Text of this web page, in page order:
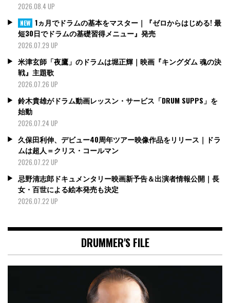
2026.08.4 UP
NEW 1ヵ月でドラムの基本をマスター｜『ゼロからはじめる! 最
短30日でドラムの基礎習得メニュー』発売
2026.07.29 UP
米津玄師「夜鷹」のドラムは堀正輝｜映画『キングダム 魂の決
戦』主題歌
2026.07.26 UP
鈴木貴雄がドラム動画レッスン・サービス「DRUM SUPPS」を
始動
2026.07.24 UP
久保田利伸、デビュー40周年ツアー映像作品をリリース｜ドラ
ムは超人＝クリス・コールマン
2026.07.22 UP
忌野清志郎ドキュメンタリー映画新予告＆出演者情報公開｜長
女・百世による絵本発売も決定
2026.07.22 UP
DRUMMER'S FILE